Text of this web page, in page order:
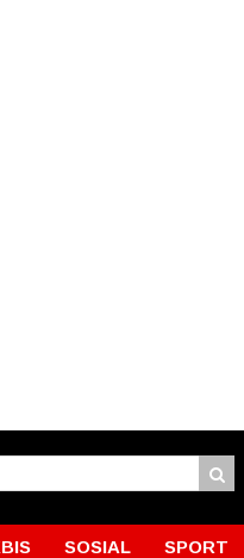
SOSIAL SPORT